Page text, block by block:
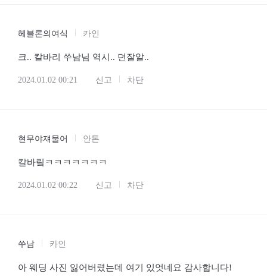
헤블론의여식 카인
크.. 칼바리 쑤남님 역시.. 던잘알..
2024.01.02 00:21 신고 차단
현무야쟤물어 안톤
칼바맄ㅋㅋㅋㅋㅋㅋㅋ
2024.01.02 00:22 신고 차단
쑤남 카인
아 웨딩 사진 잃어버렸는데 여기 있엇네요 감사합니다!